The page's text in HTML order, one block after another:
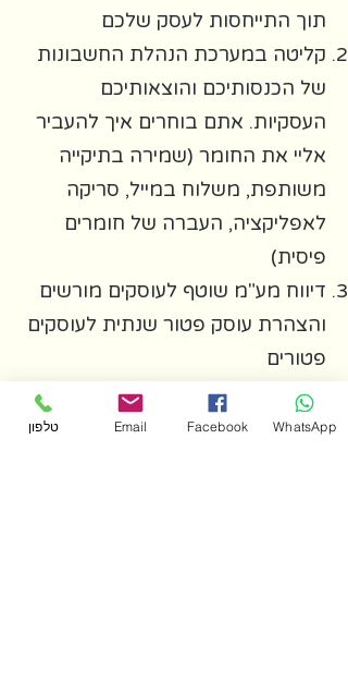
תוך התייחסות לעסק שלכם
קליטה במערכת הנהלת החשבונות
של הכנסותיכם והוצאותיכם
העסקיות. אתם בוחרים איך להעביר
אליי את החומר (שמירה בתיקייה
משותפת, משלוח במייל, סריקה
לאפליקציה, העברה של חומרים
פיסית)
דיווח מע"מ שוטף לעוסקים מורשים
והצהרת עוסק פטור שנתית לעוסקים
פטורים
דיווח מקדמות וניכויים למס הכנסה
בדיקת גובה המקדמות למס הכנסה
טלפון Email Facebook WhatsApp